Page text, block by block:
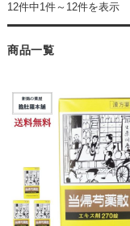
12件中1件～12件を表示
商品一覧